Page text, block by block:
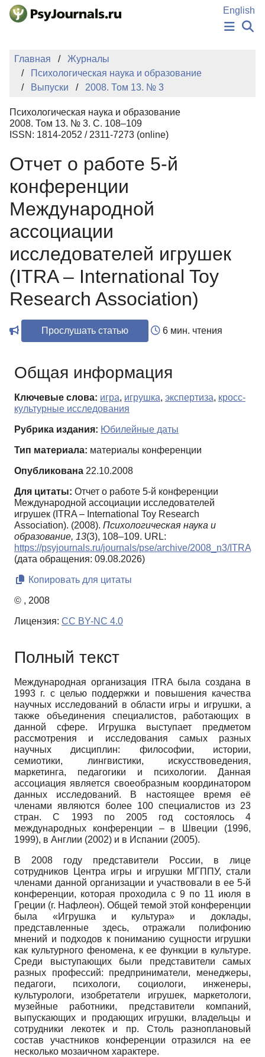
Перейти к основному содержанию
English
НОВОСТИ
ИЗДАНИЯ
АВТОРЫ
БАЗА ЗНАНИЙ
КЛЮЧЕВЫЕ СЛОВА
Регистрация
Главная
Журналы
Психологическая наука и образование
Выпуски
2008. Том 13. № 3
Психологическая наука и образование
2008. Том 13. № 3. С. 108–109
ISSN: 1814-2052 / 2311-7273 (online)
Отчет о работе 5-й
конференции
Международной
ассоциации
исследователей игрушек
(ITRA – International Toy
Research Association)
Прослушать статью 6 мин. чтения
Общая информация
Ключевые слова: игра, игрушка, экспертиза, кросс-
культурные исследования
Рубрика издания: Юбилейные даты
Тип материала: материалы конференции
Опубликована 22.10.2008
Для цитаты: Отчет о работе 5-й конференции
Международной ассоциации исследователей
игрушек (ITRA – International Toy Research
Association). (2008). Психологическая наука и
образование, 13(3), 108–109. URL:
https://psyjournals.ru/journals/pse/archive/2008_n3/ITRA
(дата обращения: 09.08.2026)
Копировать для цитаты
© , 2008
Лицензия: CC BY-NC 4.0
Полный текст
Международная организация ITRA была создана в
1993 г. с целью поддержки и повышения качества
научных исследований в области игры и игрушки, а
также объединения специалистов, работающих в
данной сфере. Игрушка выступает предметом
рассмотрения и исследования самых разных
научных дисциплин: философии, истории,
семиотики, лингвистики, искусствоведения,
маркетинга, педагогики и психологии. Данная
ассоциация является своеобразным координатором
данных исследований. В настоящее время её
членами являются более 100 специалистов из 23
стран. С 1993 по 2005 год состоялось 4
международных конференции – в Швеции (1996,
1999), в Англии (2002) и в Испании (2005).
В 2008 году представители России, в лице
сотрудников Центра игры и игрушки МГППУ, стали
членами данной организации и участвовали в ее 5-й
конференции, которая проходила с 9 по 11 июля в
Греции (г. Нафлеон). Общей темой этой конференции
была «Игрушка и культура» и доклады,
представленные здесь, отражали полифонию
мнений и подходов к пониманию сущности игрушки
как культурного феномена, к ее функции в культуре.
Среди выступающих были представители самых
разных профессий: предприниматели, менеджеры,
педагоги, психологи, социологи, инженеры,
культурологи, изобретатели игрушек, маркетологи,
музейные работники, представители компаний,
выпускающих и продающих игрушки, владельцы и
сотрудники лекотек и пр. Столь разноплановый
состав участников конференции отразился на ее
несколько мозаичном характере.